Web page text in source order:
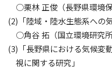
○栗林 正俊（長野県環境保
(2)「陸域・陸水生態系への
○角谷 拓（国立環境研究所
(3)「長野県における気候変
視に関する研究」